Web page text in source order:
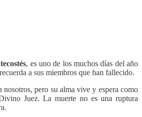
, es uno de los muchos días del año
a sus miembros que han fallecido.
nosotros, pero su alma vive y espera como
Juez. La muerte no es una ruptura